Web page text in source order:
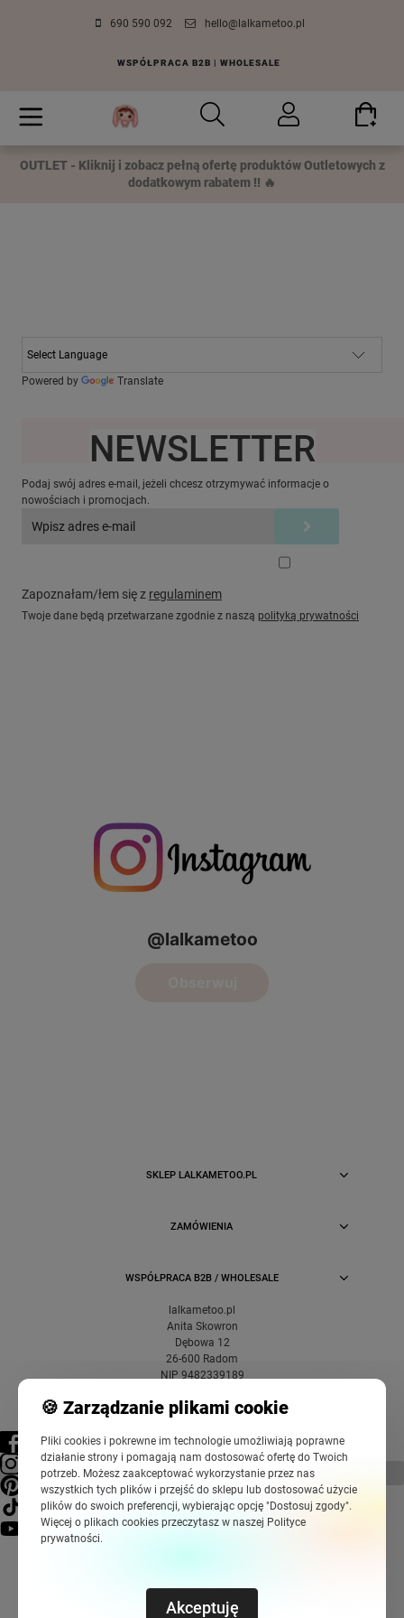
690 590 092 hello@lalkametoo.pl
WSPÓŁPRACA B2B | WHOLESALE
OUTLET - Kliknij i zobacz pełną ofertę produktów Outletowych z
dodatkowym rabatem !! 🔥
Powered by Translate
Ten produkt jest niedostępny.
NEWSLETTER
Podaj swój adres e-mail, jeżeli chcesz otrzymywać informacje o
nowościach i promocjach.
Zapoznałam/łem się z regulaminem
Twoje dane będą przetwarzane zgodnie z naszą polityką prywatności
SKLEP LALKAMETOO.PL
ZAMÓWIENIA
WSPÓŁPRACA B2B / WHOLESALE
lalkametoo.pl
Anita Skowron
Dębowa 12
26-600 Radom
NIP 9482339189
pokaż pełną wersję strony
Sklep internetowy Shoper Premium Szablony Shoper Modern™
🍪 Zarządzanie plikami cookie
Pliki cookies i pokrewne im technologie umożliwiają poprawne
działanie strony i pomagają nam dostosować ofertę do Twoich
potrzeb. Możesz zaakceptować wykorzystanie przez nas
wszystkich tych plików i przejść do sklepu lub dostosować użycie
plików do swoich preferencji, wybierając opcję "Dostosuj zgody".
Więcej o plikach cookies przeczytasz w naszej Polityce
prywatności.
Akceptuję